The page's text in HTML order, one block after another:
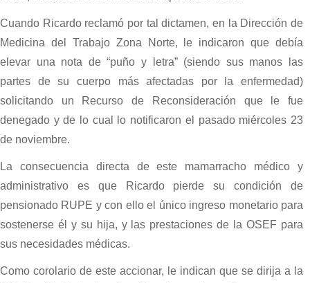
Cuando Ricardo reclamó por tal dictamen, en la Dirección de
Medicina del Trabajo Zona Norte, le indicaron que debía
elevar una nota de “puño y letra” (siendo sus manos las
partes de su cuerpo más afectadas por la enfermedad)
solicitando un Recurso de Reconsideración que le fue
denegado y de lo cual lo notificaron el pasado miércoles 23
de noviembre.
La consecuencia directa de este mamarracho médico y
administrativo es que Ricardo pierde su condición de
pensionado RUPE y con ello el único ingreso monetario para
sostenerse él y su hija, y las prestaciones de la OSEF para
sus necesidades médicas.
Como corolario de este accionar, le indican que se dirija a la